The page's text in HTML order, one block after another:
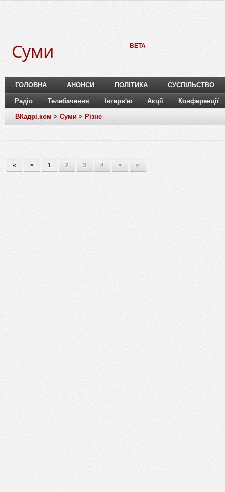
Суми BETA
ГОЛОВНА АНОНСИ ПОЛІТИКА СУСПІЛЬСТВО
Радіо Телебачення Інтерв'ю Акції Конференції
ВКадрі.ком > Суми > Різне
« < 1 2 3 4 > »